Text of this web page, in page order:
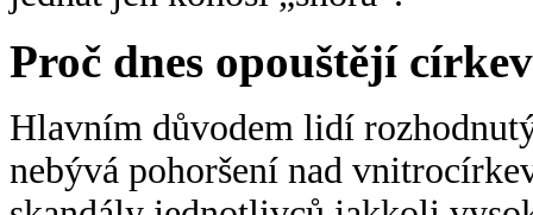
Proč dnes opouštějí církev
Hlavním důvodem lidí
nebývá pohoršení nad